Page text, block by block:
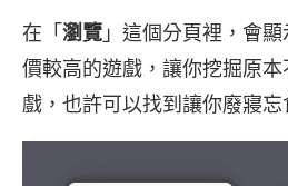
在「 瀏覽 」這個分頁裡，會
價較高的遊戲，讓你挖掘原
戲，也許可以找到讓你廢寢忘